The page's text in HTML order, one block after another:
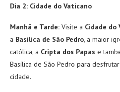
Dia 2: Cidade do Vaticano
Manhã e Tarde: Visite a Cidade do
a Basílica de São Pedro, a maior
católica, a Cripta dos Papas e
Basílica de São Pedro para
cidade.